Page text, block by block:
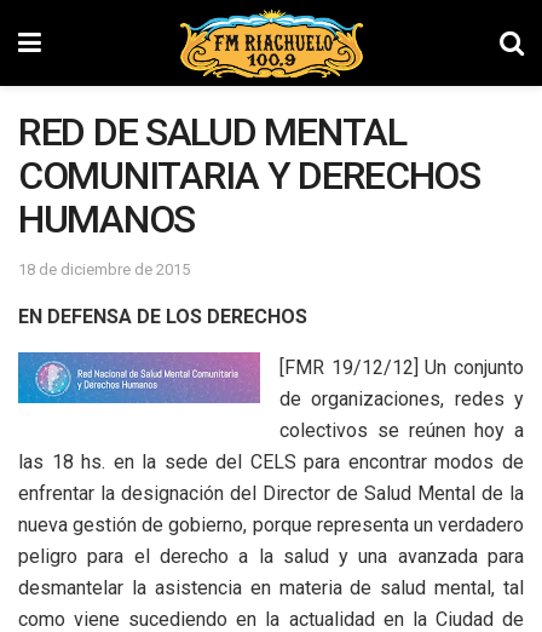
RED DE SALUD MENTAL
COMUNITARIA Y DERECHOS
HUMANOS
18 de diciembre de 2015
EN DEFENSA DE LOS DERECHOS
[FMR 19/12/12] Un conjunto
de organizaciones, redes y
colectivos se reúnen hoy a
las 18 hs. en la sede del CELS para encontrar modos de
enfrentar la designación del Director de Salud Mental de la
nueva gestión de gobierno, porque representa un verdadero
peligro para el derecho a la salud y una avanzada para
desmantelar la asistencia en materia de salud mental, tal
como viene sucediendo en la actualidad en la Ciudad de